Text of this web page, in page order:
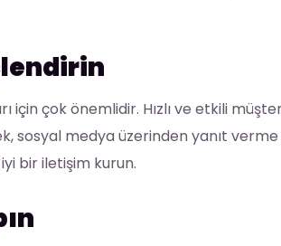
çok önemlidir. Hızlı ve etkili
sosyal medya üzerinden yanıt
bir iletişim kurun.